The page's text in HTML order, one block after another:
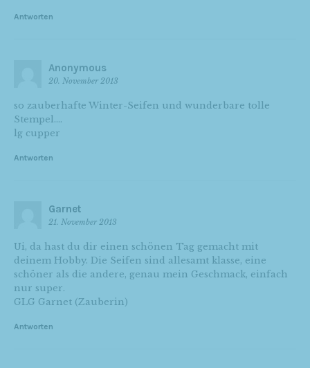
Antworten
Anonymous
20. November 2013
so zauberhafte Winter-Seifen und wunderbare tolle
Stempel….
lg cupper
Antworten
Garnet
21. November 2013
Ui, da hast du dir einen schönen Tag gemacht mit
deinem Hobby. Die Seifen sind allesamt klasse, eine
schöner als die andere, genau mein Geschmack, einfach
nur super.
GLG Garnet (Zauberin)
Antworten